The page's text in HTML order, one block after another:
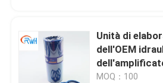
Unità di
dell'OEM
per
MOQ：100